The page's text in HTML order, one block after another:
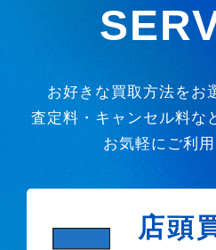
お好きな買取方法をお
査定料・キャンセル料な
お気軽にご利用
店頭